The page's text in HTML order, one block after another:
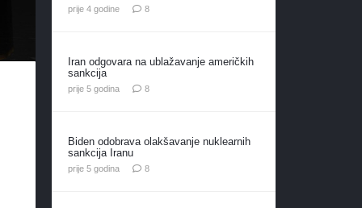
prije 4 godine 8komentara
Iran odgovara na ublažavanje američkih
sankcija
prije 5 godina 8komentara
Biden odobrava olakšavanje nuklearnih
sankcija Iranu
prije 5 godina 8komentara